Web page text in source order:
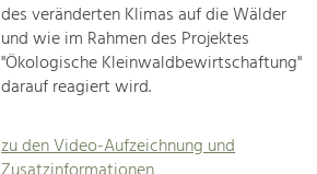
des veränderten Klimas auf die Wälder
und wie im Rahmen des Projektes
"Ökologische Kleinwaldbewirtschaftung"
darauf reagiert wird.
zu den Video-Aufzeichnung und